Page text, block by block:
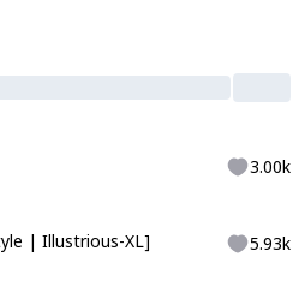
tandouji (machine), GLUTTON, ling
(tansan80mb), rella, qingming tia
3.00k
| Illustrious-XL] 5.93k